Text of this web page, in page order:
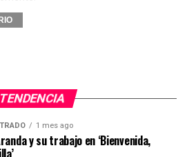
TENDENCIA
1 mes ago
y su trabajo en ‘Bienvenida,